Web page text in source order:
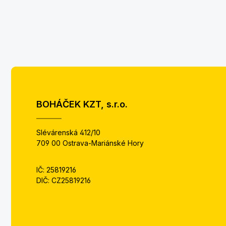
BOHÁČEK KZT, s.r.o.
Slévárenská 412/10
709 00 Ostrava-Mariánské Hory
IČ: 25819216
DIČ: CZ25819216